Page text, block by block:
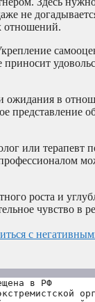
не
отношений.
в
или
роста и
чувство в
с
в РФ